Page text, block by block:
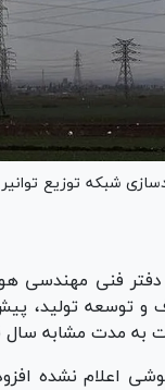
شبکه توزیع
دفتر فنی مهندسی
و توسعه تولید،
به مدت مشابه سال
اعلام نشده